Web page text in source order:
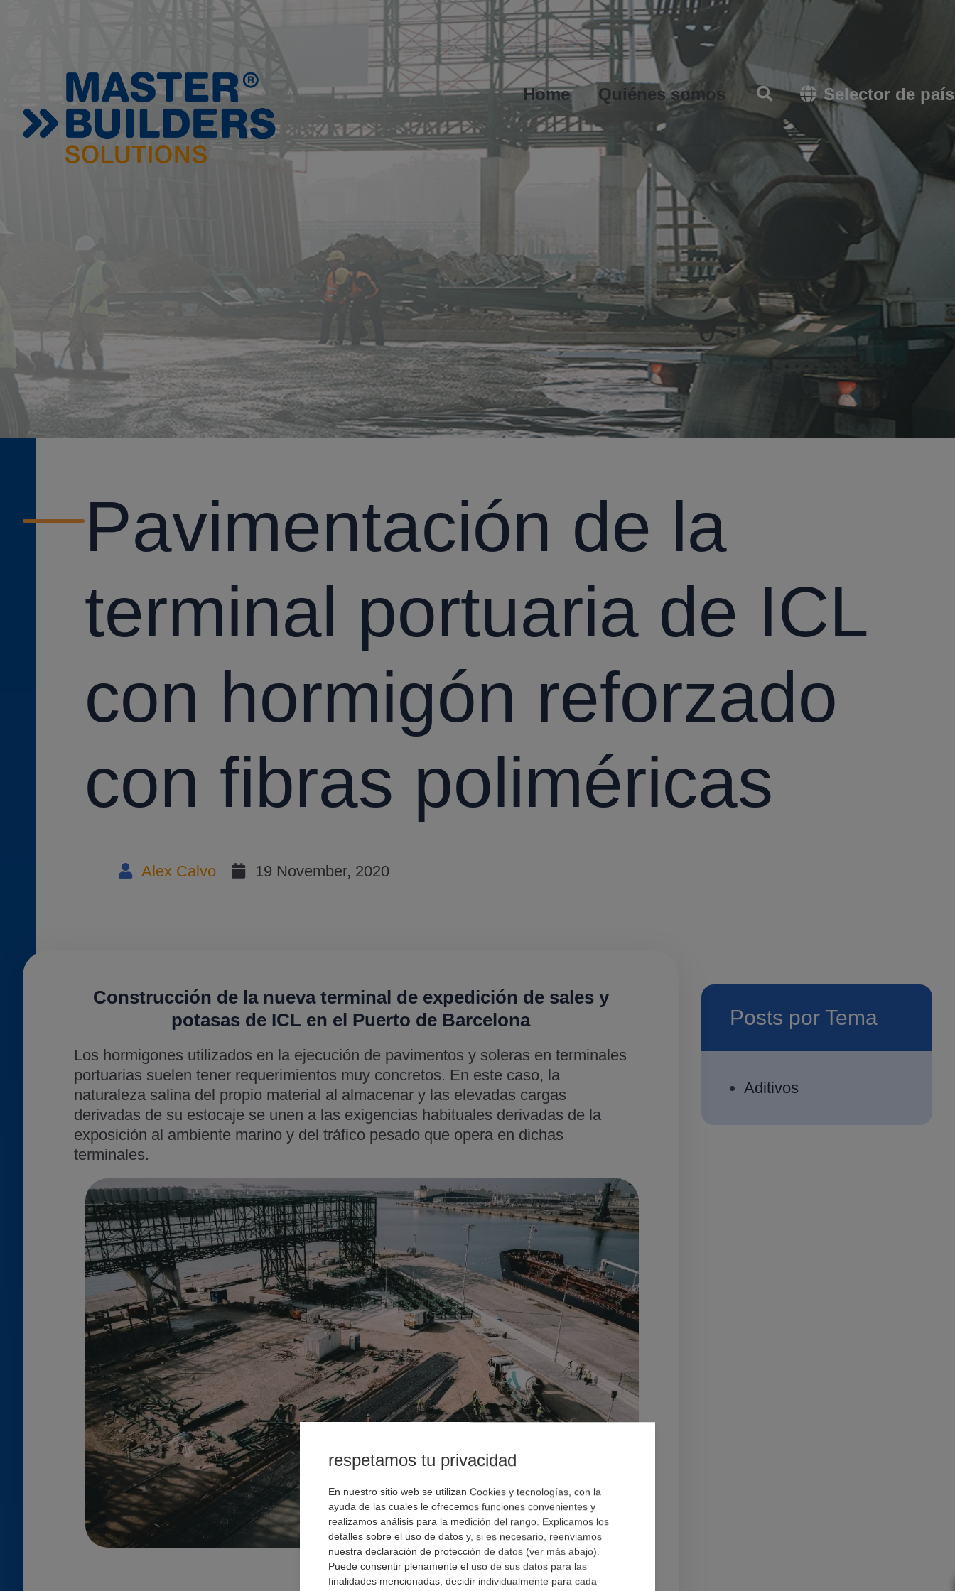
Home Quiénes somos Selector de
Pavimentación de la
terminal portuaria de ICL
con hormigón reforzado
con fibras poliméricas
Alex Calvo 19 November, 2020
Construcción de la nueva terminal de expedición de sales y
potasas de ICL en el Puerto de Barcelona
Los hormigones utilizados en la ejecución de pavimentos y soleras en terminales
portuarias suelen tener requerimientos muy concretos. En este caso, la
naturaleza salina del propio material al almacenar y las elevadas cargas
derivadas de su estocaje se unen a las exigencias habituales derivadas de la
exposición al ambiente marino y del tráfico pesado que opera en dichas
terminales.
Posts por Tema
Aditivos
respetamos tu privacidad
En nuestro sitio web se utilizan Cookies y tecnologías, con la
ayuda de las cuales le ofrecemos funciones convenientes y
realizamos análisis para la medición del rango. Explicamos los
detalles sobre el uso de datos y, si es necesario, reenviamos
nuestra declaración de protección de datos (ver más abajo).
Puede consentir plenamente el uso de sus datos para las
finalidades mencionadas, decidir individualmente para cada